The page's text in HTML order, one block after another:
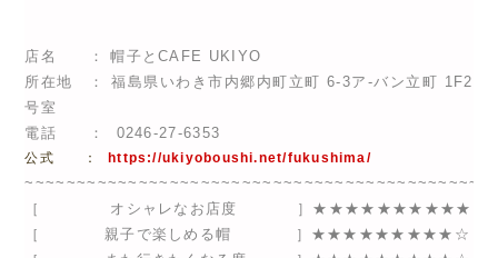
店名 ： 帽子とCAFE UKIYO
所在地 ： 福島県いわき市内郷内町立町 6-3ア-バン立町 1F2
号室
電話 ：
0246-27-6353
公式 ： https://ukiyoboushi.net/fukushima/
［ オシャレなお店度
］★★★★★★★★★★
［ 親子で楽しめる帽 ］★★★★★★★★★☆